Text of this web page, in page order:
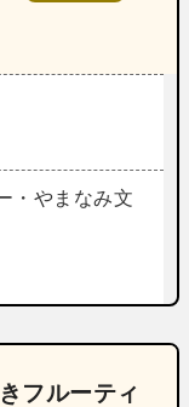
・やまなみ文
フルーティ